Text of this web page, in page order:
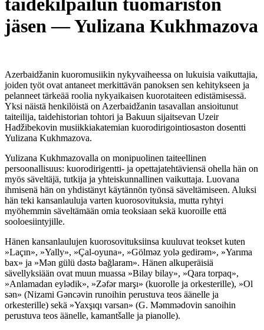
jäsen — Yulizana Kukhmazova
Azerbaidžanin kuoromusiikin nykyvaiheessa on lukuisia vaikuttajia,
joiden työt ovat antaneet merkittävän panoksen sen kehitykseen ja
pelanneet tärkeää roolia nykyaikaisen kuorotaiteen edistämisessä.
Yksi näistä henkilöistä on Azerbaidžanin tasavallan ansioitunut
taiteilija, taidehistorian tohtori ja Bakuun sijaitsevan Uzeir
Hadžibekovin musiikkiakatemian kuorodirigointiosaston dosentti
Yulizana Kukhmazova.
Yulizana Kukhmazovalla on monipuolinen taiteellinen
persoonallisuus: kuorodirigentti- ja opettajatehtäviensä ohella hän on
myös säveltäjä, tutkija ja yhteiskunnallinen vaikuttaja. Luovana
ihmisenä hän on yhdistänyt käytännön työnsä säveltämiseen. Aluksi
hän teki kansanlauluja varten kuorosovituksia, mutta ryhtyi
myöhemmin säveltämään omia teoksiaan sekä kuoroille että
sooloesiintyjille.
Hänen kansanlaulujen kuorosovituksiinsa kuuluvat teokset kuten
»Laçın», »Yally», »Çal-oyuna», »Gölməz yolə gedirəm», »Yarıma
bax» ja »Mən gülü dəstə bağlaram». Hänen alkuperäisiä
sävellyksiään ovat muun muassa »Bilay bilay», »Qara torpaq»,
»Anlamadan eylədik», »Zəfər marşı» (kuorolle ja orkesterille), »Ol
sən» (Nizami Gəncəvin runoihin perustuva teos äänelle ja
orkesterille) sekä »Yaxşıqı varsan» (G. Məmmədovin sanoihin
perustuva teos äänelle, kamantšalle ja pianolle).